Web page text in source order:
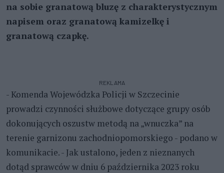
na sobie granatową bluzę z charakterystycznym
napisem oraz granatową kamizelkę i
granatową czapkę.
REKLAMA
- Komenda Wojewódzka Policji w Szczecinie
prowadzi czynności służbowe dotyczące grupy osób
dokonujących oszustw metodą na „wnuczka” na
terenie garnizonu zachodniopomorskiego - podano w
komunikacie. - Jak ustalono, jeden z nieznanych
dotąd sprawców w dniu 6 października 2023 roku